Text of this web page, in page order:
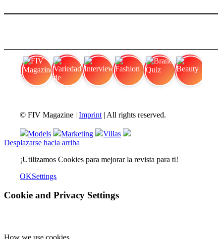
© FIV Magazine |Imprint | All rights reserved.
Models Marketing
Villas
Desplazarse hacia arriba
¡Utilizamos Cookies para mejorar la revista para ti!
OKSettings
Cookie and Privacy Settings